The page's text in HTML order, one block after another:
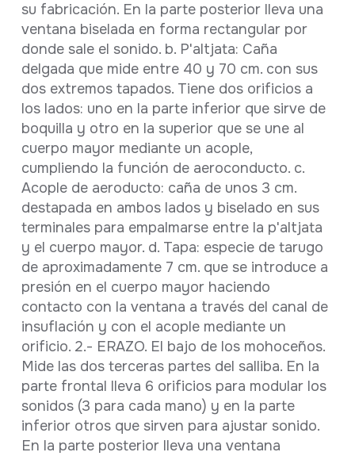
su fabricación. En la parte posterior lleva una
ventana biselada en forma rectangular por
donde sale el sonido. b. P'altjata: Caña
delgada que mide entre 40 y 70 cm. con sus
dos extremos tapados. Tiene dos orificios a
los lados: uno en la parte inferior que sirve de
boquilla y otro en la superior que se une al
cuerpo mayor mediante un acople,
cumpliendo la función de aeroconducto. c.
Acople de aeroducto: caña de unos 3 cm.
destapada en ambos lados y biselado en sus
terminales para empalmarse entre la p'altjata
y el cuerpo mayor. d. Tapa: especie de tarugo
de aproximadamente 7 cm. que se introduce a
presión en el cuerpo mayor haciendo
contacto con la ventana a través del canal de
insuflación y con el acople mediante un
orificio. 2.- ERAZO. El bajo de los mohoceños.
Mide las dos terceras partes del salliba. En la
parte frontal lleva 6 orificios para modular los
sonidos (3 para cada mano) y en la parte
inferior otros que sirven para ajustar sonido.
En la parte posterior lleva una ventana